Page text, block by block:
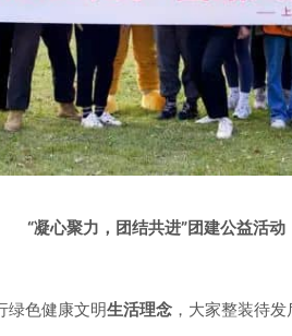
“凝心聚力，团结共进”团建公益活动
绿色健康文明生活理念 ，大家整装待